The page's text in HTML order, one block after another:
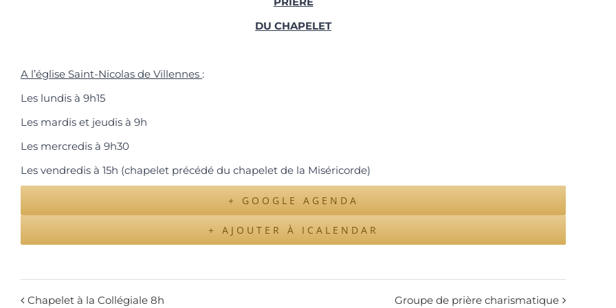
DU CHAPELET
A l’église Saint-Nicolas de Villennes :
Les lundis à 9h15
Les mardis et jeudis à 9h
Les mercredis à 9h30
Les vendredis à 15h (chapelet précédé du chapelet de la Miséricorde)
+ GOOGLE AGENDA
+ AJOUTER À ICALENDAR
Chapelet à la Collégiale 8h Groupe de prière charismatique